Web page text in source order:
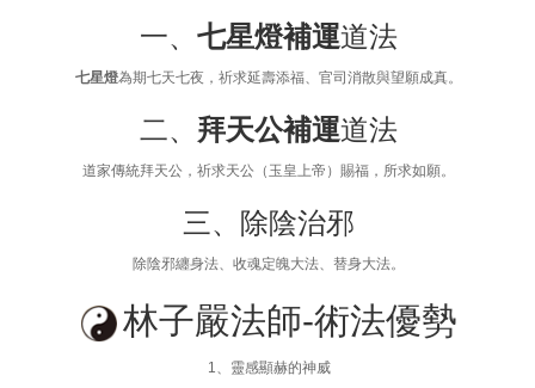
一、 七星燈補運道法
七星燈為期七天七夜，祈求延壽添福、官司消散與望願成真。
二、 拜天公補運道法
道家傳統拜天公，祈求天公（玉皇上帝）賜福，所求如願。
三、除陰治邪
除陰邪纏身法、收魂定魄大法、替身大法。
林子嚴法師-術法優勢
1、靈感顯赫的神威